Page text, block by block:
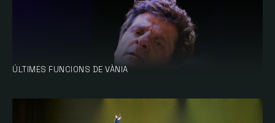
ÚLTIMES FUNCIONS DE VÀNIA